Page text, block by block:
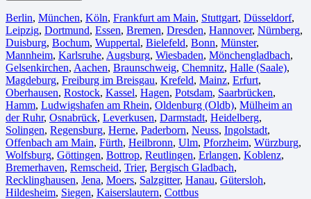
Berlin⁠, München, Köln⁠, Frankfurt am Main, Stuttgart, Düsseldorf,
Leipzig, Dortmund, Essen, Bremen, Dresden, Hannover, Nürnberg,
Duisburg⁠, Bochum, Wuppertal⁠, Bielefeld⁠, Bonn⁠, Münster⁠,
Mannheim, Karlsruhe, Augsburg, Wiesbaden⁠, Mönchengladbach⁠,
Gelsenkirchen⁠, Aachen⁠, Braunschweig, Chemnitz⁠, Halle (Saale)⁠,
Magdeburg, Freiburg im Breisgau⁠, Krefeld⁠, Mainz⁠, Erfurt,
Oberhausen⁠, Rostock⁠, Kassel⁠, Hagen, Potsdam, Saarbrücken⁠,
Hamm, Ludwigshafen am Rhein⁠, Oldenburg (Oldb), Mülheim an
der Ruhr, Osnabrück⁠, Leverkusen, Darmstadt⁠, Heidelberg,
Solingen, Regensburg, Herne⁠, Paderborn, Neuss, Ingolstadt,
Offenbach am Main, Fürth⁠, Heilbronn, Ulm⁠, Pforzheim, Würzburg,
Wolfsburg⁠, Göttingen, Bottrop, Reutlingen, Erlangen⁠, Koblenz,
Bremerhaven⁠, Remscheid, Trier⁠, Bergisch Gladbach,
Recklinghausen, Jena⁠, Moers⁠, Salzgitter⁠, Hanau, Gütersloh,
Hildesheim⁠, Siegen⁠, Kaiserslautern⁠, Cottbus⁠